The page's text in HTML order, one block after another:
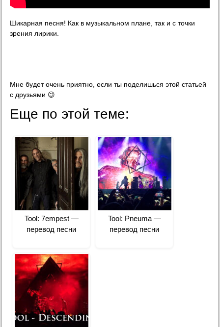
Шикарная песня! Как в музыкальном плане, так и с точки
зрения лирики.
Мне будет очень приятно, если ты поделишься этой статьей
с друзьями 😉
Еще по этой теме:
Tool: 7empest —
перевод песни
Tool: Pneuma —
перевод песни